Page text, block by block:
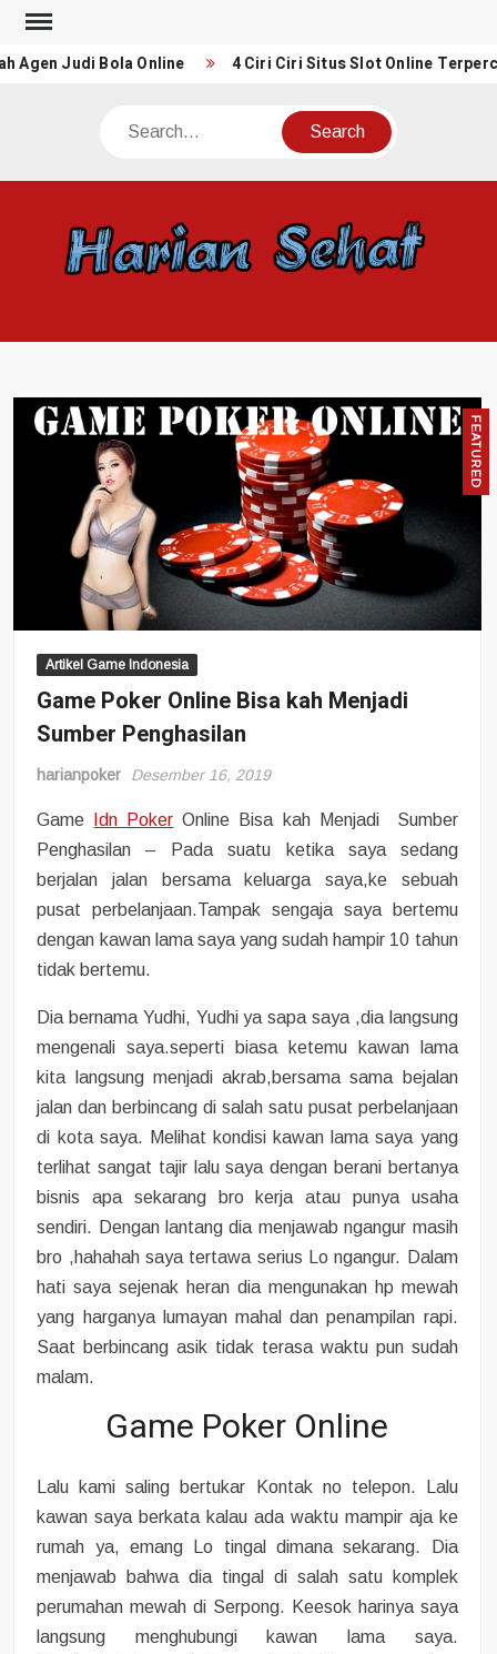
Skip
content
Judi Bola Online 4 Ciri Ciri Situs Slot Online Terpercaya
Search
blog
IDN
FEATURED
Artikel Game Indonesia
Game Poker Online Bisa kah Menjadi
Sumber Penghasilan
harianpoker Desember 16, 2019
Game Idn Poker Online Bisa kah Menjadi Sumber
Penghasilan – Pada suatu ketika saya sedang
berjalan jalan bersama keluarga saya,ke sebuah
pusat perbelanjaan.Tampak sengaja saya bertemu
dengan kawan lama saya yang sudah hampir 10 tahun
tidak bertemu.
Dia bernama Yudhi, Yudhi ya sapa saya ,dia langsung
mengenali saya.seperti biasa ketemu kawan lama
kita langsung menjadi akrab,bersama sama bejalan
jalan dan berbincang di salah satu pusat perbelanjaan
di kota saya. Melihat kondisi kawan lama saya yang
terlihat sangat tajir lalu saya dengan berani bertanya
bisnis apa sekarang bro kerja atau punya usaha
sendiri. Dengan lantang dia menjawab ngangur masih
bro ,hahahah saya tertawa serius Lo ngangur. Dalam
hati saya sejenak heran dia mengunakan hp mewah
yang harganya lumayan mahal dan penampilan rapi.
Saat berbincang asik tidak terasa waktu pun sudah
malam.
Game Poker Online
Lalu kami saling bertukar Kontak no telepon. Lalu
kawan saya berkata kalau ada waktu mampir aja ke
rumah ya, emang Lo tingal dimana sekarang. Dia
menjawab bahwa dia tingal di salah satu komplek
perumahan mewah di Serpong. Keesok harinya saya
langsung menghubungi kawan lama saya.